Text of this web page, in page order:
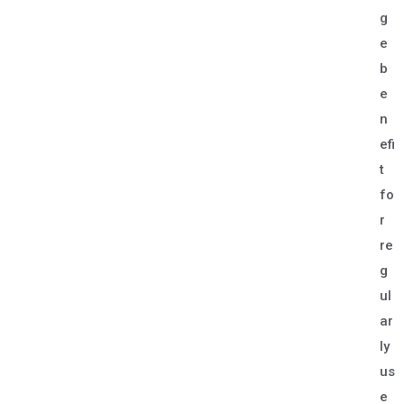
g
e
b
e
n
efi
t
fo
r
re
g
ul
ar
ly
us
e